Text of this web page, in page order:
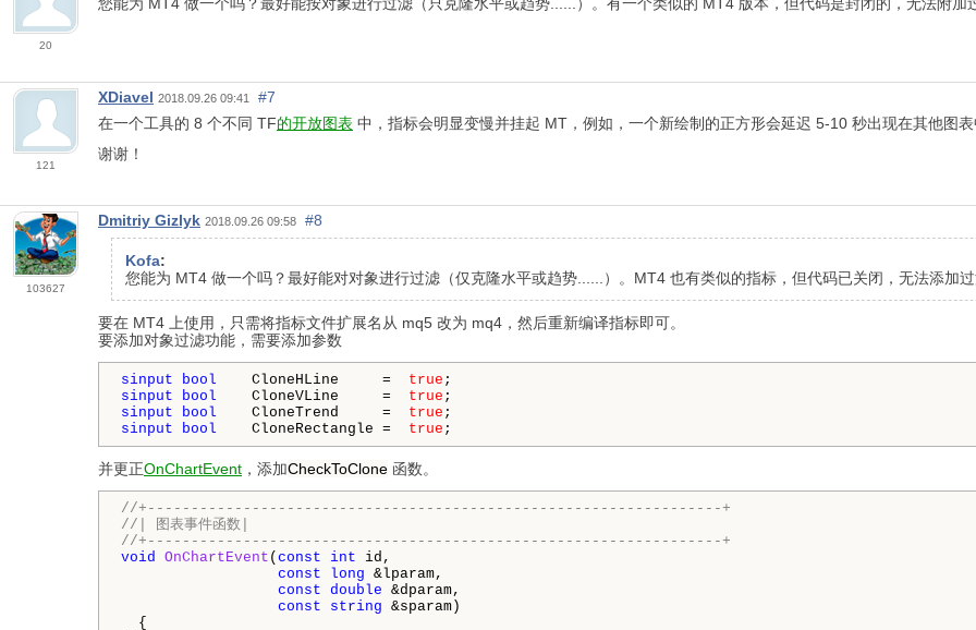
20
您能为 MT4 做一个吗？最好能按对象进行过滤（只克隆水平或趋势......）。有一个类似的 MT4 版本，但代码是封闭的，无法附加
121
XDiavel 2018.09.26 09:41
#7
在一个工具的 8 个不同 TF的开放图表 中，指标会明显变慢并挂起 MT，例如，一个新绘制的正方形会延迟 5-10 秒出现在其他图
谢谢！
103627
Dmitriy Gizlyk 2018.09.26 09:58 #8
Kofa:
您能为 MT4 做一个吗？最好能对对象进行过滤（仅克隆水平或趋势......）。MT4 也有类似的指标，但代码已关闭，无法添加过
要在 MT4 上使用，只需将指标文件扩展名从 mq5 改为 mq4，然后重新编译指标即可。
要添加对象过滤功能，需要添加参数
sinput bool CloneHLine     = true
sinput
bool CloneVLine     = true
sinput
bool CloneTrend     = true
sinput
bool CloneRectangle = true ;
并更正OnChartEvent ，添加CheckToClone 函数。
//+------------------------------------------------------------------+
//| 图表事件函数|
//+------------------------------------------------------------------+
void OnChartEvent ( const int id,
const
long &lparam,
const double &dparam,
const
string &sparam)